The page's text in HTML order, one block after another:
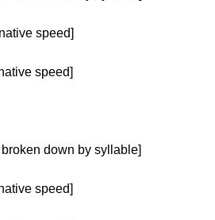
speed]
speed]
down by syllable]
speed]